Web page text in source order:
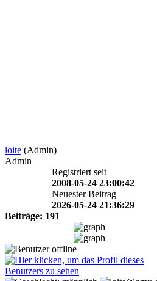
loite (Admin)
Admin
Registriert seit
2008-05-24 23:00:42
Neuester Beitrag
2026-05-24 21:36:29
Beiträge: 191